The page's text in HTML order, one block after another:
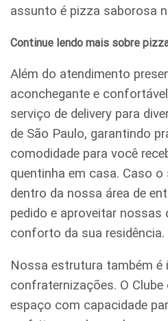
assunto é pizza saborosa
Continue lendo mais sobre
Além do atendimento
aconchegante e
serviço de delivery para
de São Paulo, garantindo
comodidade para você
quentinha em casa. Caso o
dentro da nossa área de
pedido e aproveitar
conforto da sua residência.
Nossa estrutura também é
confraternizações. O
espaço com capacidade